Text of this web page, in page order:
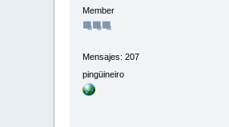
Member
Mensajes: 207
pingüineiro